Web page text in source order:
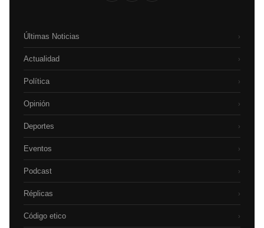
Últimas Noticias ›
Actualidad ›
Política ›
Opinión ›
Deportes ›
Eventos ›
Podcast ›
Réplicas ›
Código etico ›